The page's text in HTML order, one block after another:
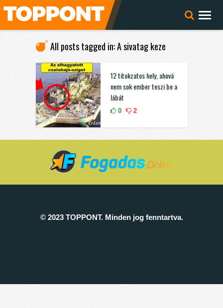
All posts tagged in: A sivatag keze
12 titokzatos hely, ahová
nem sok ember teszi be a
lábát
0 2
© 2023 TOPPONT. Minden jog fenntartva.